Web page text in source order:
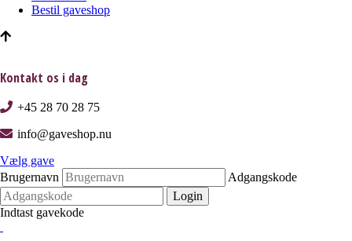
Bestil gaveshop
Kontakt os i dag
+45 28 70 28 75
info@gaveshop.nu
Vælg gave
Brugernavn
Adgangskode
Login
Indtast gavekode